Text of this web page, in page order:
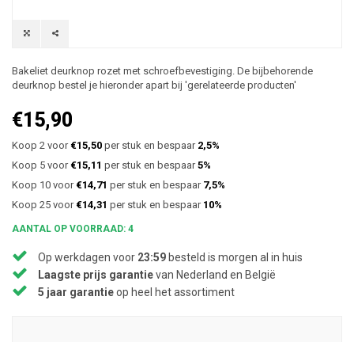
Bakeliet deurknop rozet met schroefbevestiging. De bijbehorende
deurknop bestel je hieronder apart bij 'gerelateerde producten'
€15,90
Koop 2 voor €15,50 per stuk en bespaar 2,5%
Koop 5 voor €15,11 per stuk en bespaar5%
Koop 10 voor €14,71 per stuk en bespaar 7,5%
Koop 25 voor €14,31 per stuk en bespaar 10%
AANTAL OP VOORRAAD: 4
Op werkdagen voor 23:59 besteld is morgen al in huis
Laagste prijs garantievan Nederland en België
5 jaar garantieop heel het assortiment